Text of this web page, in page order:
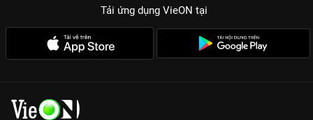
Tải ứng dụng VieON tại